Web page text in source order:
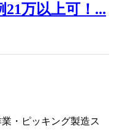
万以上可！...
・ピッキング製造ス